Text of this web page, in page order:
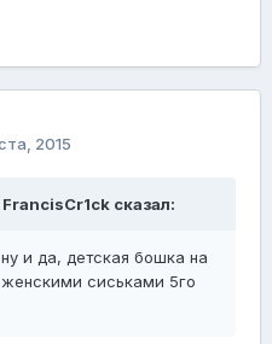
2015
сказал:
и да, детская бошка на
сиськами 5го